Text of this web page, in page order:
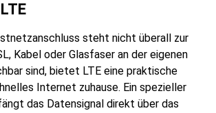
steht nicht überall zur
Kabel oder Glasfaser an der eigenen
sind, bietet LTE eine praktische
Internet zuhause. Ein spezieller
das Datensignal direkt über das